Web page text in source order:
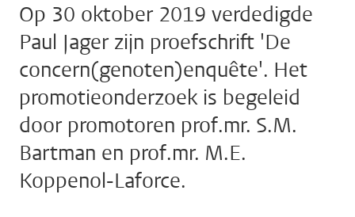
Op 30 oktober 2019 verdedigde
Paul Jager zijn proefschrift 'De
concern(genoten)enquête'. Het
promotieonderzoek is begeleid
door promotoren prof.mr. S.M.
Bartman en prof.mr. M.E.
Koppenol-Laforce.